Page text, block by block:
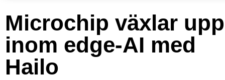
Microchip växlar upp
inom edge-AI med
Hailo